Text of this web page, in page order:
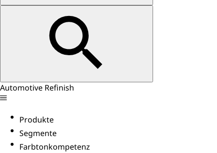
Automotive Refinish
Produkte
Segmente
Farbtonkompetenz